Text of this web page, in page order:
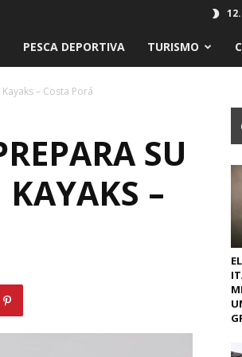
PESCA DEPORTIVA TURISMO
– Costa Porá
SU
–